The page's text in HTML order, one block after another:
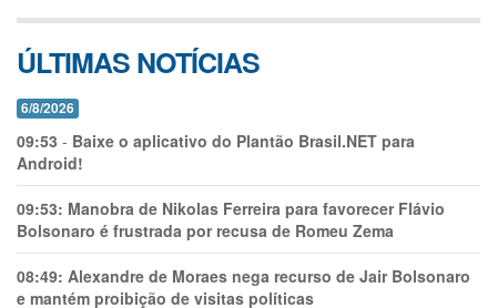
ÚLTIMAS NOTÍCIAS
6/8/2026
09:53 - Baixe o aplicativo do Plantão Brasil.NET para
Android!
09:53: Manobra de Nikolas Ferreira para favorecer Flávio
Bolsonaro é frustrada por recusa de Romeu Zema
08:49: Alexandre de Moraes nega recurso de Jair Bolsonaro
e mantém proibição de visitas políticas